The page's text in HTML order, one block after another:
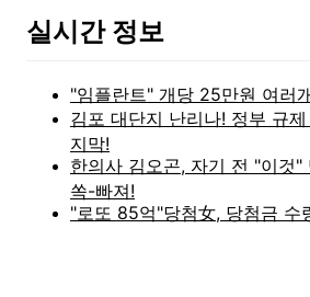
실시간 정보